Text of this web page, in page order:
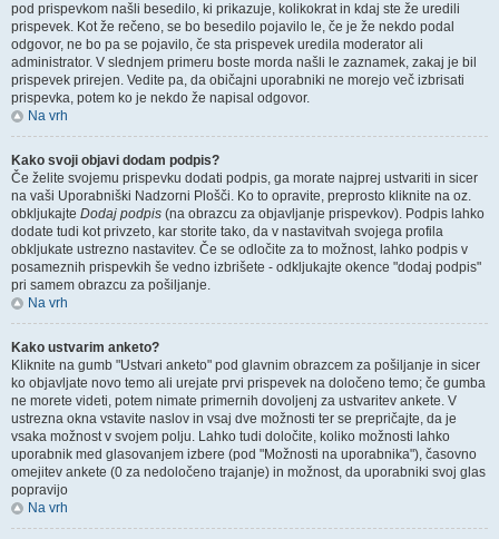
pod prispevkom našli besedilo, ki prikazuje, kolikokrat in kdaj ste že uredili
prispevek. Kot že rečeno, se bo besedilo pojavilo le, če je že nekdo podal
odgovor, ne bo pa se pojavilo, če sta prispevek uredila moderator ali
administrator. V slednjem primeru boste morda našli le zaznamek, zakaj je bil
prispevek prirejen. Vedite pa, da običajni uporabniki ne morejo več izbrisati
prispevka, potem ko je nekdo že napisal odgovor.
Na vrh
Kako svoji objavi dodam podpis?
Če želite svojemu prispevku dodati podpis, ga morate najprej ustvariti in sicer
na vaši Uporabniški Nadzorni Plošči. Ko to opravite, preprosto kliknite na oz.
obkljukajte Dodaj podpis (na obrazcu za objavljanje prispevkov). Podpis lahko
dodate tudi kot privzeto, kar storite tako, da v nastavitvah svojega profila
obkljukate ustrezno nastavitev. Če se odločite za to možnost, lahko podpis v
posameznih prispevkih še vedno izbrišete - odkljukajte okence "dodaj podpis"
pri samem obrazcu za pošiljanje.
Na vrh
Kako ustvarim anketo?
Kliknite na gumb "Ustvari anketo" pod glavnim obrazcem za pošiljanje in sicer
ko objavljate novo temo ali urejate prvi prispevek na določeno temo; če gumba
ne morete videti, potem nimate primernih dovoljenj za ustvaritev ankete. V
ustrezna okna vstavite naslov in vsaj dve možnosti ter se prepričajte, da je
vsaka možnost v svojem polju. Lahko tudi določite, koliko možnosti lahko
uporabnik med glasovanjem izbere (pod "Možnosti na uporabnika"), časovno
omejitev ankete (0 za nedoločeno trajanje) in možnost, da uporabniki svoj glas
popravijo
Na vrh